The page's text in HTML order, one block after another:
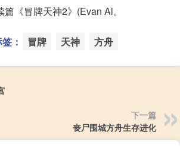
《冒牌天神2》(Evan Al。
： 冒牌 天神 方舟
下一篇
丧尸围城方舟生存进化